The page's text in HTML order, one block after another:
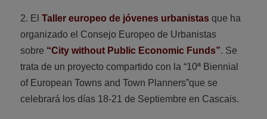
2. El Taller europeo de jóvenes urbanistasque ha
organizado el Consejo Europeo de Urbanistas
sobre “City without Public Economic Funds”. Se
trata de un proyecto compartido con la “10ª Biennial
of European Towns and Town Planners”que se
celebrará los días 18-21 de Septiembre en Cascais.